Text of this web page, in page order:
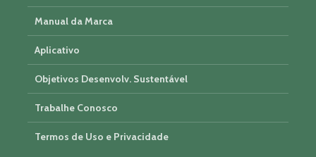
Manual da Marca
Aplicativo
Objetivos Desenvolv. Sustentável
Trabalhe Conosco
Termos de Uso e Privacidade